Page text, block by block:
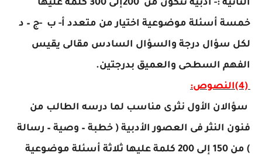
الثانية :- أدبية تتكون من 200
إلى 300 كلمة عليها
خمسة أسئلة موضوعية اختيار من متعدد أ- ب -ج – د
لكل سؤال درجة والسؤال السادس مقالى يقيس
الفهم السطحى والعميق بدرجتين.
(4)النصوص:
سؤالان الأول نثرى مناسب لما درسه الطالب من
فنون النثر فى العصور الأدبية ( خطبة – وصية – رسالة
) من 150 إلى 200 كلمة عليها ثلاثة أسئلة موضوعية